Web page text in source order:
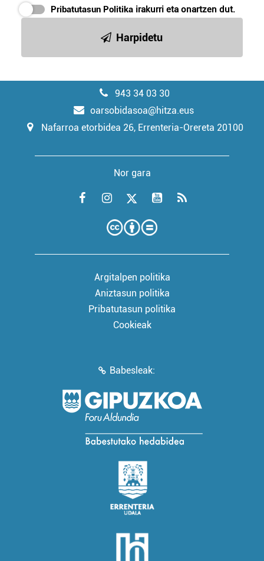
Pribatutasun Politika irakurri eta onartzen dut.
Harpidetu
943 34 03 30
oarsobidasoa@hitza.eus
Nafarroa etorbidea 26, Errenteria-Orereta 20100
Nor gara
Argitalpen politika
Aniztasun politika
Pribatutasun politika
Cookieak
Babesleak: